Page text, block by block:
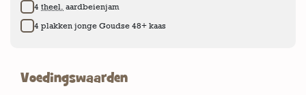
4 theel. aardbeienjam
4 plakken jonge Goudse 48+ kaas
Voedingswaarden